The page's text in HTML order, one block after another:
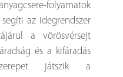
folyamatok
az idegrendszer
a vörösvérsejt
és a kifáradás
játszik a